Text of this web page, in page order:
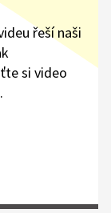
řeší naši
si video